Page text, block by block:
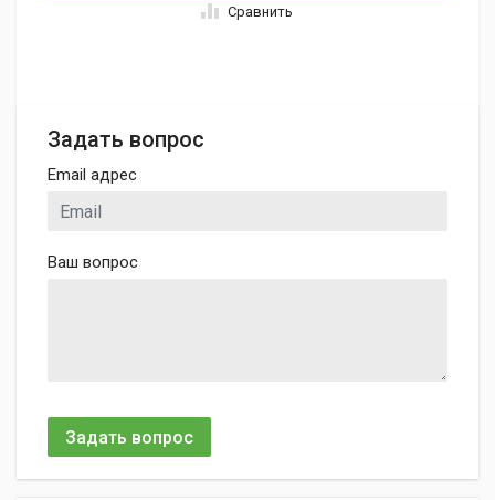
Сравнить
Задать вопрос
Email адрес
Ваш вопрос
Задать вопрос